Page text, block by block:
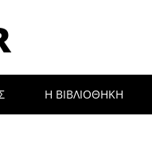
Η ΒΙΒΛΙΟΘΉΚΗ